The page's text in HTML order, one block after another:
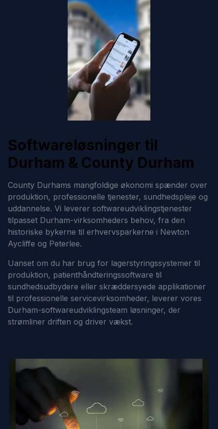
Softwareløsninger til
Durham & County Durham
County Durhams mangfoldige økonomi spænder over
produktion, professionelle tjenester, sundhedspleje og
uddannelse. Vi leverer softwareudviklingstjenester
tilpasset Durham-virksomheders behov, fra den
historiske bykerne til erhvervsparkerne i Newton
Aycliffe og Peterlee.
Uanset om du har brug for lagerstyringssystemer til
produktion, patienthåndteringssoftware til
sundhedsudbydere eller skræddersyede applikationer
til professionelle servicevirksomheder, leverer vores
Durham-softwareudviklingsteam løsninger, der
strømliner driften og driver vækst.